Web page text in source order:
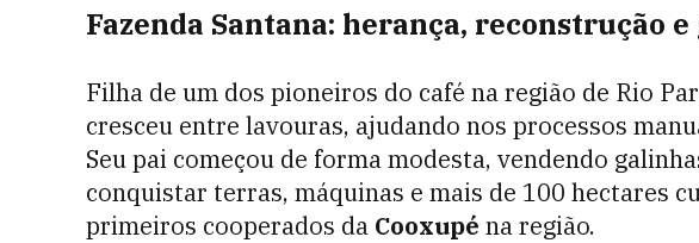
Fazenda Santana: herança, reconstrução
Filha de um dos pioneiros do café na região de Rio
cresceu entre lavouras, ajudando nos processos
Seu pai começou de forma modesta, vendendo
conquistar terras, máquinas e mais de 100 hectares
primeiros cooperados da Cooxupé na região.